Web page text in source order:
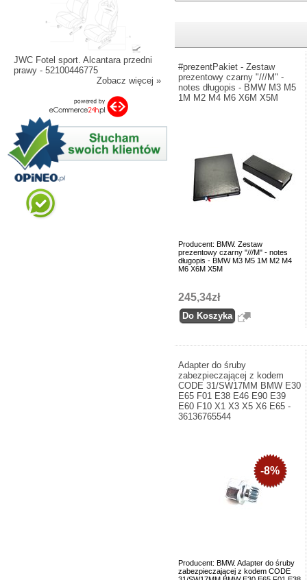
JWC Fotel sport. Alcantara przedni
prawy - 52100446775
Zobacz więcej »
#prezentPakiet - Zestaw
prezentowy czarny "///M" -
notes długopis - BMW M3 M5
1M M2 M4 M6 X6M X5M
Producent: BMW. Zestaw
prezentowy czarny "///M" - notes
długopis - BMW M3 M5 1M M2 M4
M6 X6M X5M
245,34zł
Adapter do śruby
zabezpieczającej z kodem
CODE 31/SW17MM BMW E30
E65 F01 E38 E46 E90 E39
E60 F10 X1 X3 X5 X6 E65 -
36136765544
Producent: BMW. Adapter do śruby
zabezpieczającej z kodem CODE
-8%